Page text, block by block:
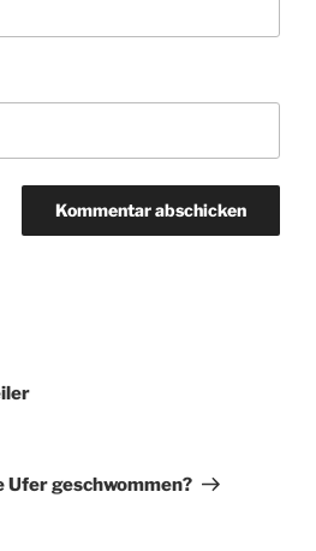
Ufer geschwommen?